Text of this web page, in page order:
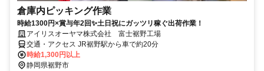
倉庫内ピッキング作業
時給1300円×賞与年2回✨土日祝にガッツリ稼ぐ出荷作業！
アイリスオーヤマ株式会社 富士裾野工場
交通・アクセス JR裾野駅から車で約20分
時給1,300円以上
静岡県裾野市